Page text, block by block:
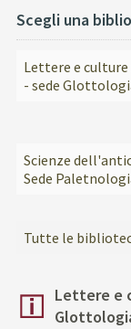
Scegli una
Lettere e culture
- sede
Scienze
Sede
Tutte le
Lettere e